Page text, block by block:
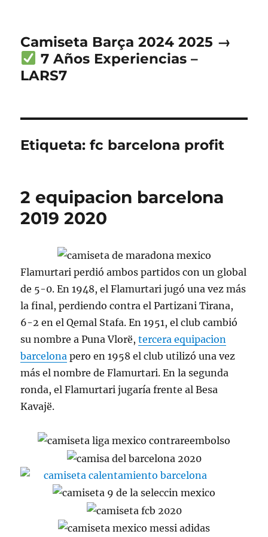
Camiseta Barça 2024 2025 →
7 Años Experiencias –
LARS7
Etiqueta:fc barcelona profit
2 equipacion barcelona
2019 2020
Flamurtari perdió ambos partidos con un global
de 5-0. En 1948, el Flamurtari jugó una vez más
la final, perdiendo contra el Partizani Tirana,
6-2 en el Qemal Stafa. En 1951, el club cambió
su nombre a Puna Vlorë,tercera equipacion
barcelona pero en 1958 el club utilizó una vez
más el nombre de Flamurtari. En la segunda
ronda, el Flamurtari jugaría frente al Besa
Kavajë.